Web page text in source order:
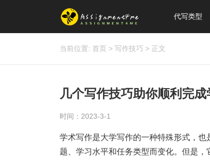
代写类型
当前位置: 首页 > 写作技巧 > 正文
几个写作技巧助你顺利完
时间：2023-3-1
学术写作是大学写作的一种特殊形式，
题、学习水平和任务类型而变化。但是